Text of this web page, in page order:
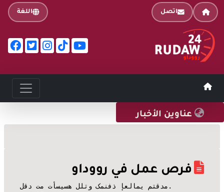
اتصل اللغة
فرص عمل في رووداو
لقد تم تأسيسه للتو کمنفذ إعلامي متقدم.